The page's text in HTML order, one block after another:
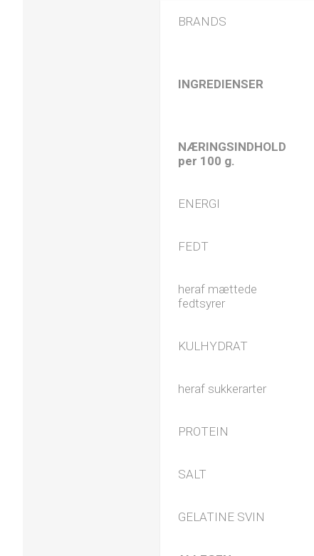
BRANDS
INGREDIENSER
NÆRINGSINDHOLD
per 100 g.
ENERGI
FEDT
heraf mættede
fedtsyrer
KULHYDRAT
heraf sukkerarter
PROTEIN
SALT
GELATINE SVIN